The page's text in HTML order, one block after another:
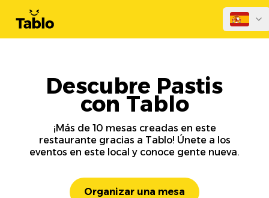
Descubre Pastis
con Tablo
¡Más de 10 mesas creadas en este
restaurante gracias a Tablo! Únete a los
eventos en este local y conoce gente nueva.
Organizar una mesa